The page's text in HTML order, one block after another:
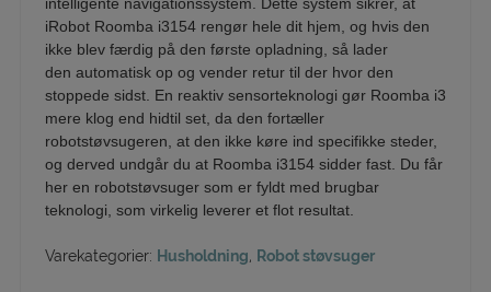
iRobot Roomba i3154 rengør hele dit hjem, og hvis den
ikke blev færdig på den første opladning, så lader
den automatisk op og vender retur til der hvor den
stoppede sidst. En reaktiv sensorteknologi gør Roomba i3
mere klog end hidtil set, da den fortæller
robotstøvsugeren, at den ikke køre ind specifikke steder,
og derved undgår du at Roomba i3154 sidder fast. Du får
her en robotstøvsuger som er fyldt med brugbar
teknologi, som virkelig leverer et flot resultat.
Varekategorier: Husholdning, Robot støvsuger